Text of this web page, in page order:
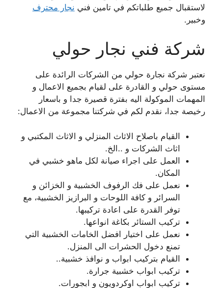
لاستقبال جميع طلباتكم في تامين فني نجار محترف
وخبير.
شركة فني نجار حولي
نعتبر شركة نجارة حولي من الشركات الرائدة على
مستوى حولي و القادرة على لقيام بجميع الاعمال و
المهمات الموكولة اليه بفترة قصيرة جدا و باسعار
رخيصة جدا، نقدم لكم في شركتنا مجموعة من الاعمال:
القيام باصلاح الاثاث المنزلي و الاثاث المكتبي و
اثاث الشركات و ..الخ.
العمل على اجراء صيانة لكل ماهو خشبي في
المكان.
نعمل على فك الرفوف الخشبية و الخزائن و
السرائر و كافة اللوحات و البرازيز الخشبية، مع
توفر القدرة على اعادة تركيبها.
تركيب الستائر بكاغة انواعها.
نعمل على اختيار افضل الخامات الخشبية التي
تمنع دخول الحشرات الى المنزل.
القيام بتركيب ابواب و نوافذ خشبية..
تركيب ابواب خشبية جرارة.
تركيب ابواب اوكردويون و ابجورات.